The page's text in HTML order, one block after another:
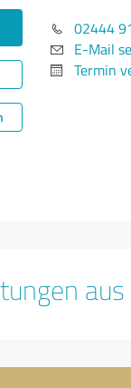
02444
E-Mail
Termin